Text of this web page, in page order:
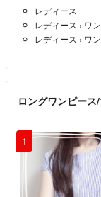
他のお店にも出品
売り切れ時には削除
ご了承ください。
喫煙者はいませんが
m(__)m
レディース
レディース › ワ
レディース › ワ
ロングワンピー
1